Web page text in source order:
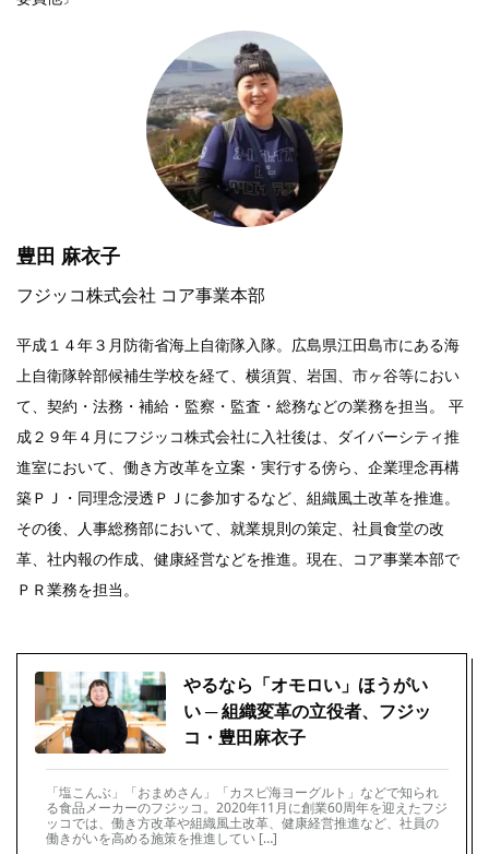
豊田 麻衣子
フジッコ株式会社 コア事業本部
平成１４年３月防衛省海上自衛隊入隊。広島県江田島市にある海
上自衛隊幹部候補生学校を経て、横須賀、岩国、市ヶ谷等におい
て、契約・法務・補給・監察・監査・総務などの業務を担当。 平
成２９年４月にフジッコ株式会社に入社後は、ダイバーシティ推
進室において、働き方改革を立案・実行する傍ら、企業理念再構
築ＰＪ・同理念浸透ＰＪに参加するなど、組織風土改革を推進。
その後、人事総務部において、就業規則の策定、社員食堂の改
革、社内報の作成、健康経営などを推進。現在、コア事業本部で
ＰＲ業務を担当。
やるなら「オモロい」ほうがい
い ─ 組織変革の立役者、フジッ
コ・豊田麻衣子
「塩こんぶ」「おまめさん」「カスピ海ヨーグルト」などで知られ
る食品メーカーのフジッコ。2020年11月に創業60周年を迎えたフジ
ッコでは、働き方改革や組織風土改革、健康経営推進など、社員の
働きがいを高める施策を推進してい […]